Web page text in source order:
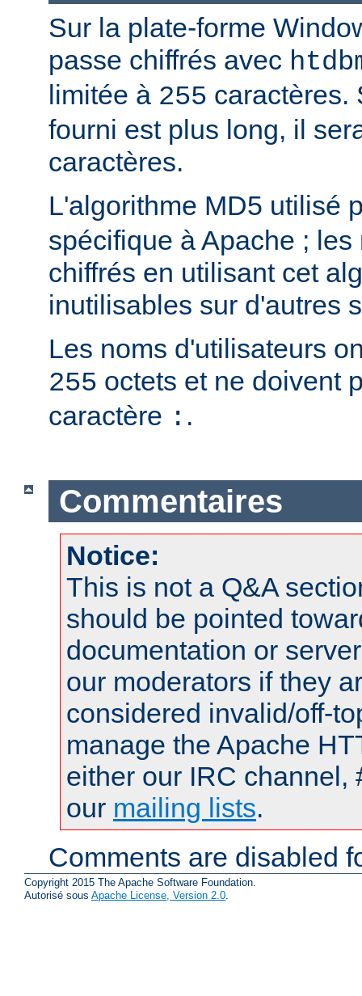
Sur la plate-forme
passe chiffrés avec
limitée à 255 caractères.
fourni est plus long, il
caractères.
L'algorithme MD5 utilisé
spécifique à Apache ;
chiffrés en utilisant cet
inutilisables sur d'autres
Les noms d'utilisateurs
255 octets et ne doivent
caractère : .
Commentaires
Notice:
This is not a Q&A
should be pointed
documentation or
our moderators if they
considered invalid/off-
manage the Apache
either our IRC channel,
our mailing lists.
Comments are disabled
Copyright 2015 The Apache Software Foundation.
Autorisé sous Apache License, Version 2.0